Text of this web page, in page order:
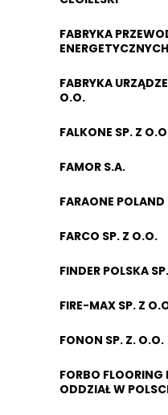
FABRYKA
FABRYKA
O.O.
FALKONE SP. Z O.O
FAMOR S.A.
FARAONE
FARCO SP. Z O.O.
FINDER POLSKA
FIRE-MAX SP. Z
FONON SP. Z. O.O.
FORBO
ODDZIAŁ W